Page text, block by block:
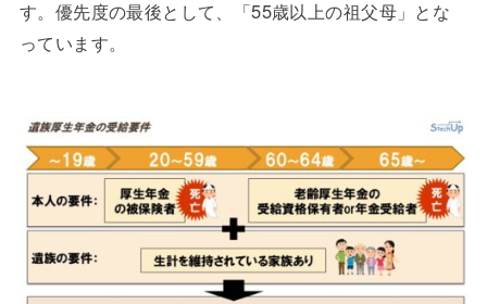
す。優先度の最後として、「55歳以上の祖父母」とな
っています。